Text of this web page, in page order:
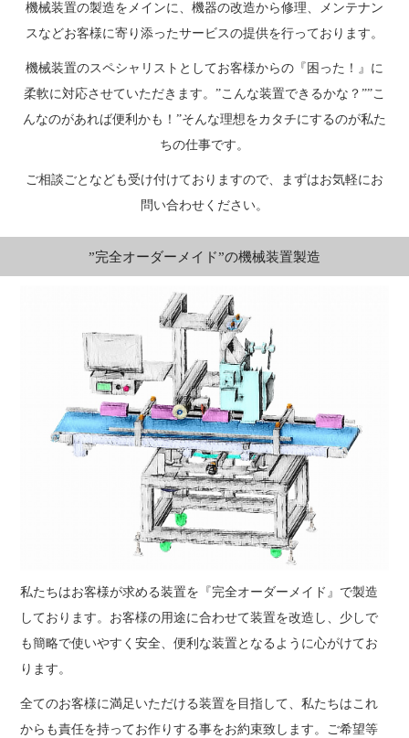
機械装置の製造をメインに、機器の改造から修理、メンテナン
スなどお客様に寄り添ったサービスの提供を行っております。
機械装置のスペシャリストとしてお客様からの『困った！』に
柔軟に対応させていただきます。”こんな装置できるかな？””こ
んなのがあれば便利かも！”そんな理想をカタチにするのが私た
ちの仕事です。
ご相談ごとなども受け付けておりますので、まずはお気軽にお
問い合わせください。
”完全オーダーメイド”の機械装置製造
私たちはお客様が求める装置を『完全オーダーメイド』で製造
しております。お客様の用途に合わせて装置を改造し、少しで
も簡略で使いやすく安全、便利な装置となるように心がけてお
ります。
全てのお客様に満足いただける装置を目指して、私たちはこれ
からも責任を持ってお作りする事をお約束致します。ご希望等